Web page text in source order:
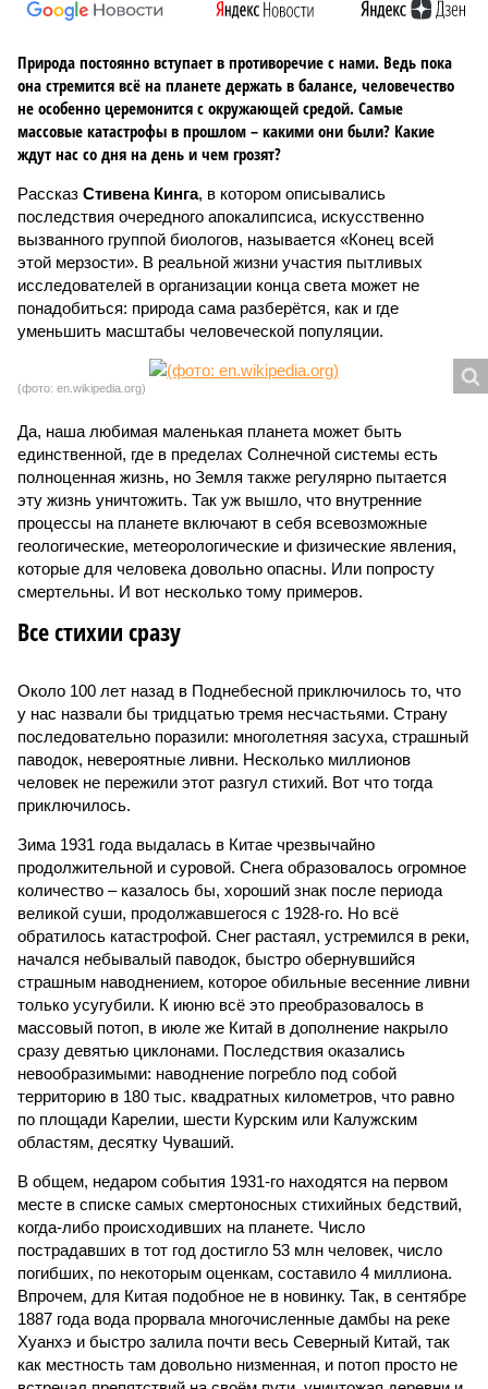
Природа постоянно вступает в противоречие с нами. Ведь пока
она стремится всё на планете держать в балансе, человечество
не особенно церемонится с окружающей средой. Самые
массовые катастрофы в прошлом – какими они были? Какие
ждут нас со дня на день и чем грозят?
Рассказ Стивена Кинга, в котором описывались
последствия очередного апокалипсиса, искусственно
вызванного группой биологов, называется «Конец всей
этой мерзости». В реальной жизни участия пытливых
исследователей в организации конца света может не
понадобиться: природа сама разберётся, как и где
уменьшить масштабы человеческой популяции.
(фото: en.wikipedia.org)
Да, наша любимая маленькая планета может быть
единственной, где в пределах Солнечной системы есть
полноценная жизнь, но Земля также регулярно пытается
эту жизнь уничтожить. Так уж вышло, что внутренние
процессы на планете включают в себя всевозможные
геологические, метеорологические и физические явления,
которые для человека довольно опасны. Или попросту
смертельны. И вот несколько тому примеров.
Все стихии сразу
Около 100 лет назад в Поднебесной приключилось то, что
у нас назвали бы тридцатью тремя несчастьями. Страну
последовательно поразили: многолетняя засуха, страшный
паводок, невероятные ливни. Несколько миллионов
человек не пережили этот разгул стихий. Вот что тогда
приключилось.
Зима 1931 года выдалась в Китае чрезвычайно
продолжительной и суровой. Снега образовалось огромное
количество – казалось бы, хороший знак после периода
великой суши, продолжавшегося с 1928-го. Но всё
обратилось катастрофой. Снег растаял, устремился в реки,
начался небывалый паводок, быстро обернувшийся
страшным наводнением, которое обильные весенние ливни
только усугубили. К июню всё это преобразовалось в
массовый потоп, в июле же Китай в дополнение накрыло
сразу девятью циклонами. Последствия оказались
невообразимыми: наводнение погребло под собой
территорию в 180 тыс. квадратных километров, что равно
по площади Карелии, шести Курским или Калужским
областям, десятку Чуваший.
В общем, недаром события 1931-го находятся на первом
месте в списке самых смертоносных стихийных бедствий,
когда-либо происходивших на планете. Число
пострадавших в тот год достигло 53 млн человек, число
погибших, по некоторым оценкам, составило 4 миллиона.
Впрочем, для Китая подобное не в новинку. Так, в сентябре
1887 года вода прорвала многочисленные дамбы на реке
Хуанхэ и быстро залила почти весь Северный Китай, так
как местность там довольно низменная, и потоп просто не